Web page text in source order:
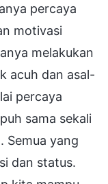
percaya
motivasi
melakukan
acuh dan asal-
percaya
sama sekali
Semua yang
dan status.